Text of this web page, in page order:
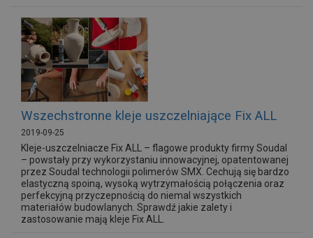
Wszechstronne kleje uszczelniające Fix ALL
2019-09-25
Kleje-uszczelniacze Fix ALL – flagowe produkty firmy Soudal
– powstały przy wykorzystaniu innowacyjnej, opatentowanej
przez Soudal technologii polimerów SMX. Cechują się bardzo
elastyczną spoiną, wysoką wytrzymałością połączenia oraz
perfekcyjną przyczepnością do niemal wszystkich
materiałów budowlanych. Sprawdź jakie zalety i
zastosowanie mają kleje Fix ALL.